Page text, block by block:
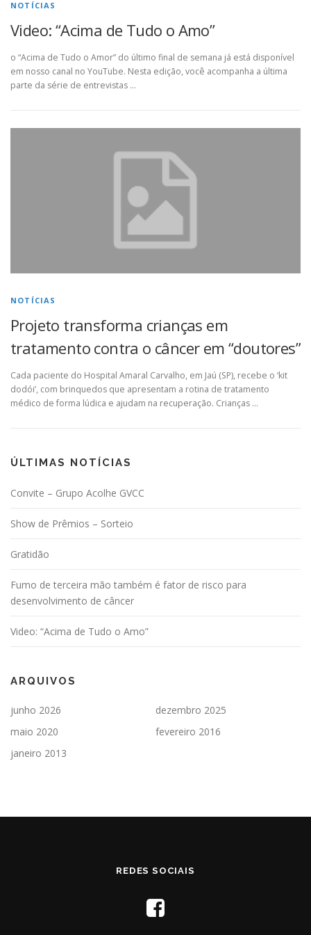
NOTÍCIAS
Video: “Acima de Tudo o Amo”
o “Acima de Tudo o Amor” do último final de semana já está disponível
em nosso canal no YouTube. Nesta edição, você acompanha a última
parte da série de entrevistas …
NOTÍCIAS
Projeto transforma crianças em
tratamento contra o câncer em “doutores”
Cada paciente do Hospital Amaral Carvalho, em Jaú (SP), recebe o ‘kit
dodói’, com brinquedos que apresentam a rotina de tratamento
médico de forma lúdica e ajudam na recuperação. Crianças …
ÚLTIMAS NOTÍCIAS
Convite – Grupo Acolhe GVCC
Show de Prêmios – Sorteio
Gratidão
Fumo de terceira mão também é fator de risco para
desenvolvimento de câncer
Video: “Acima de Tudo o Amo”
ARQUIVOS
junho 2026
dezembro 2025
maio 2020
fevereiro 2016
janeiro 2013
REDES SOCIAIS